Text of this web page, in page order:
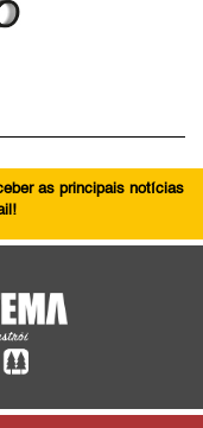
as principais notícias